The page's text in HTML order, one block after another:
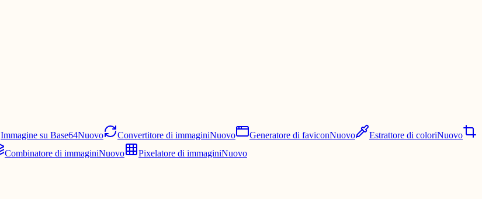
Immagine su Base64Nuovo Convertitore di immaginiNuovo Generatore di faviconNuovo Estrattore di coloriNuovo
Combinatore di immaginiNuovo Pixelatore di immaginiNuovo